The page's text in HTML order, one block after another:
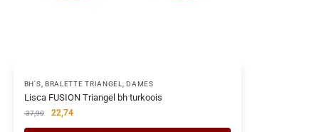
BH'S BRALETTE TRIANGEL ,DAMES
Lisca FUSION Triangel bh turkoois
37,90 22,74